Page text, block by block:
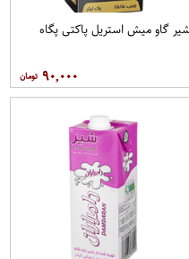
گاو میش استریل پاکتی پگاه
۹۰,۰۰۰